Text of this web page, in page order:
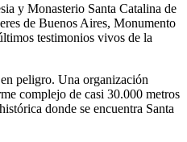
y Monasterio Santa Catalina de
de Buenos Aires, Monumento
testimonios vivos de la
peligro. Una organización
complejo de casi 30.000 metros
donde se encuentra Santa